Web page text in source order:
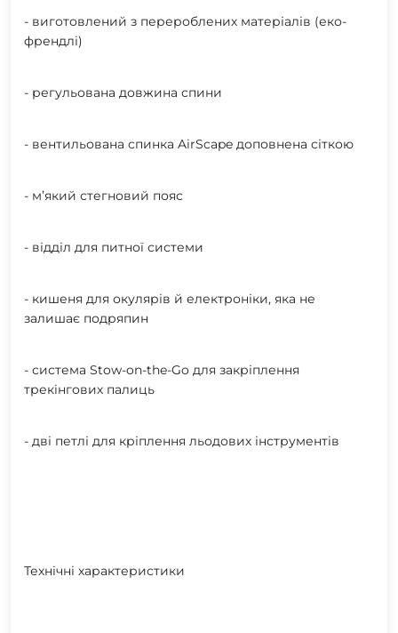
- виготовлений з перероблених матеріалів (еко-
френдлі)
- регульована довжина спини
- вентильована спинка AirScape доповнена сіткою
- м’який стегновий пояс
- відділ для питної системи
- кишеня для окулярів й електроніки, яка не
залишає подряпин
- система Stow-on-the-Go для закріплення
трекінгових палиць
- дві петлі для кріплення льодових інструментів
Технічні характеристики